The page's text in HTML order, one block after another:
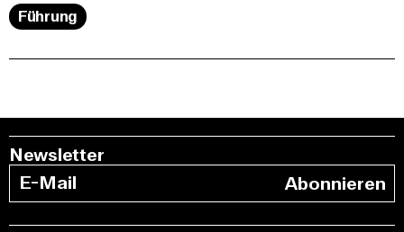
Führung
Newsletter
Abonnieren